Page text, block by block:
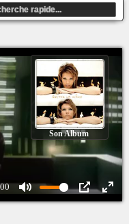
Mute PIP
Son Album